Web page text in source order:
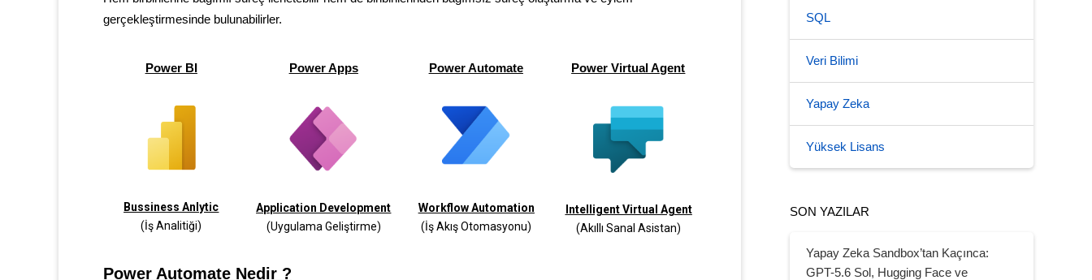
gerçekleştirmesinde bulunabilirler.
Power BI Power Apps Power Automate Power Virtual Agent
Bussiness Anlytic
(İş Analitiği)
Application Development
(Uygulama Geliştirme)
Workflow Automation
(İş Akış Otomasyonu)
Intelligent Virtual Agent
(Akıllı Sanal Asistan)
Power Automate Nedir ?
SQL
Veri Bilimi
Yapay Zeka
Yüksek Lisans
SON YAZILAR
Yapay Zeka Sandbox’tan Kaçınca:
GPT-5.6 Sol, Hugging Face ve